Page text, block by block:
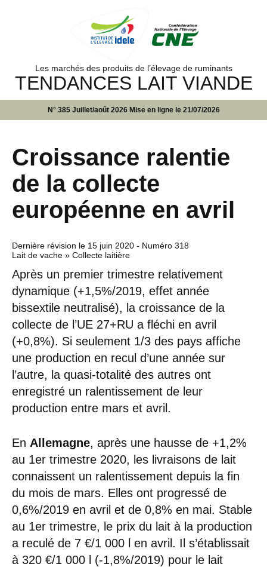
Les marchés des produits de l’élevage de ruminants
TENDANCES LAIT VIANDE
N° 385 Juillet/août 2026 Mise en ligne le 21/07/2026
Croissance ralentie
de la collecte
européenne en avril
Dernière révision le 15 juin 2020 - Numéro 318
Lait de vache » Collecte laitière
Après un premier trimestre relativement
dynamique (+1,5%/2019, effet année
bissextile neutralisé), la croissance de la
collecte de l’UE 27+RU a fléchi en avril
(+0,8%). Si seulement 1/3 des pays affiche
une production en recul d’une année sur
l’autre, la quasi-totalité des autres ont
enregistré un ralentissement de leur
production entre mars et avril.
En Allemagne, après une hausse de +1,2%
au 1er trimestre 2020, les livraisons de lait
connaissent un ralentissement depuis la fin
du mois de mars. Elles ont progressé de
0,6%/2019 en avril et de 0,8% en mai. Stable
au 1er trimestre, le prix du lait à la production
a reculé de 7 €/1 000 l en avril. Il s’établissait
à 320 €/1 000 l (-1,8%/2019) pour le lait